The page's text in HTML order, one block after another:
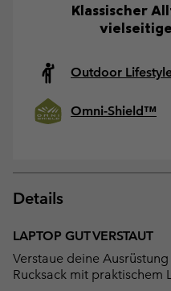
Klassischer
Outdoor
Omni-Shield™
Details
LAPTOP GUT VERSTAUT
Verstaue deine
Rucksack mit praktischem